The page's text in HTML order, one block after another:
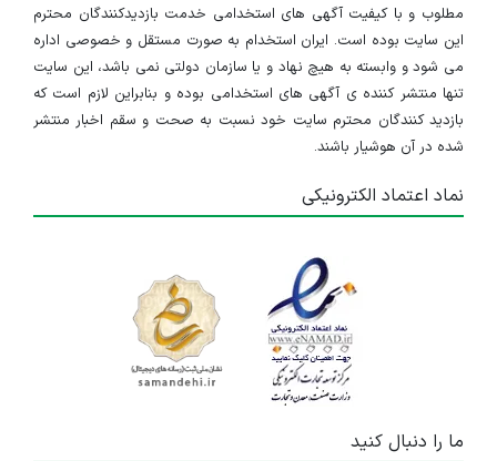
مطلوب و با کیفیت آگهی های استخدامی خدمت بازدیدکنندگان محترم
این سایت بوده است. ایران استخدام به صورت مستقل و خصوصی اداره
می شود و وابسته به هیچ نهاد و یا سازمان دولتی نمی باشد، این سایت
تنها منتشر کننده ی آگهی های استخدامی بوده و بنابراین لازم است که
بازدید کنندگان محترم سایت خود نسبت به صحت و سقم اخبار منتشر
شده در آن هوشیار باشند.
نماد اعتماد الکترونیکی
ما را دنبال کنید